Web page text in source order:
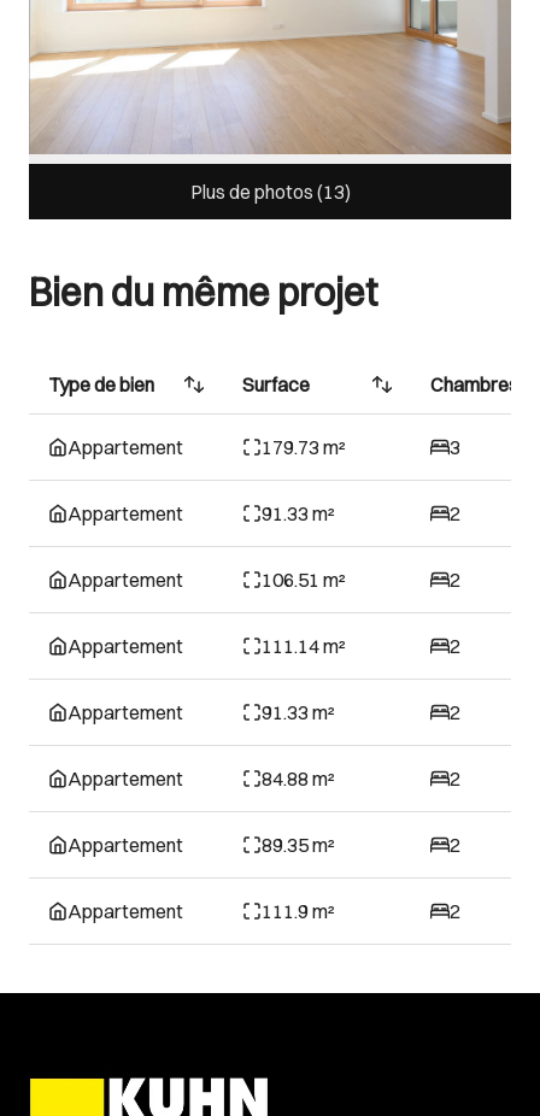
Plus de photos (13)
Bien du même projet
Type de bien Surface Chambres
Appartement 179.73 m² 3
Appartement 91.33 m² 2
Appartement 106.51 m² 2
Appartement 111.14 m² 2
Appartement 91.33 m² 2
Appartement 84.88 m² 2
Appartement 89.35 m² 2
Appartement 111.9 m² 2